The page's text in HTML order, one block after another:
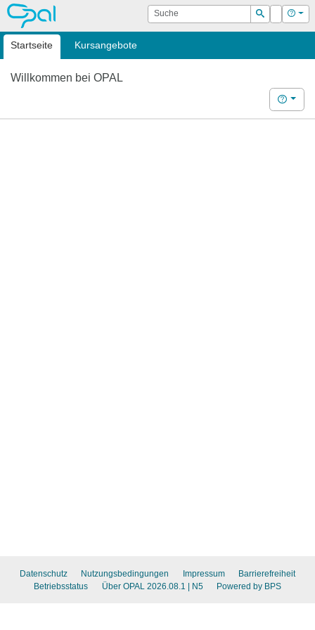
OPAL Suche
Suchen
Login Hilfe
Startseite Kursangebote
Willkommen bei OPAL
Hilfe
Datenschutz Nutzungsbedingungen Impressum
Barrierefreiheit
Betriebsstatus
Über OPAL 2026.08.1 | N5 Powered by BPS